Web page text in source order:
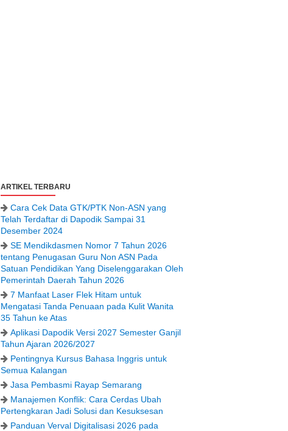
ARTIKEL TERBARU
Cara Cek Data GTK/PTK Non-ASN yang
Telah Terdaftar di Dapodik Sampai 31
Desember 2024
SE Mendikdasmen Nomor 7 Tahun 2026
tentang Penugasan Guru Non ASN Pada
Satuan Pendidikan Yang Diselenggarakan Oleh
Pemerintah Daerah Tahun 2026
7 Manfaat Laser Flek Hitam untuk
Mengatasi Tanda Penuaan pada Kulit Wanita
35 Tahun ke Atas
Aplikasi Dapodik Versi 2027 Semester Ganjil
Tahun Ajaran 2026/2027
Pentingnya Kursus Bahasa Inggris untuk
Semua Kalangan
Jasa Pembasmi Rayap Semarang
Manajemen Konflik: Cara Cerdas Ubah
Pertengkaran Jadi Solusi dan Kesuksesan
Panduan Verval Digitalisasi 2026 pada